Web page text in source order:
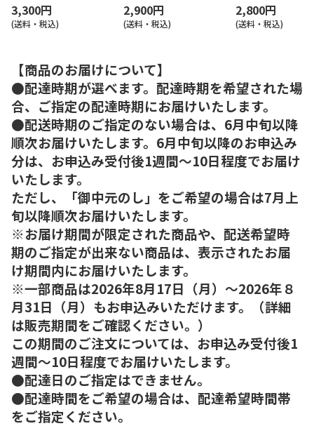
3,300円
(送料・税込)
2,900円
(送料・税込)
2,800円
(送料・税込)
【商品のお届けについて】
●配達時期が選べます。配達時期を希望された場
合、ご指定の配達時期にお届けいたします。
●配送時期のご指定のない場合は、6月中旬以降
順次お届けいたします。6月中旬以降のお申込み
分は、お申込み受付後1週間～10日程度でお届け
いたします。
ただし、「御中元のし」をご希望の場合は7月上
旬以降順次お届けいたします。
※お届け期間が限定された商品や、配送希望時
期のご指定が出来ない商品は、表示されたお届
け期間内にお届けいたします。
※一部商品は2026年8月17日（月）～2026年８
月31日（月）もお申込みいただけます。（詳細
は販売期間をご確認ください。）
この期間のご注文については、お申込み受付後1
週間～10日程度でお届けいたします。
●配達日のご指定はできません。
●配達時間をご希望の場合は、配達希望時間帯
をご指定ください。